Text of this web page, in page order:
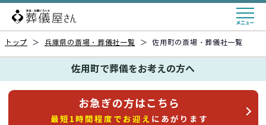
トップ ＞ 兵庫県の斎場・葬儀社一覧 ＞ 佐用町の斎場・葬儀社一覧
佐用町で葬儀をお考えの方へ
お急ぎの方はこちら
最短1時間程度でお迎え にあがります